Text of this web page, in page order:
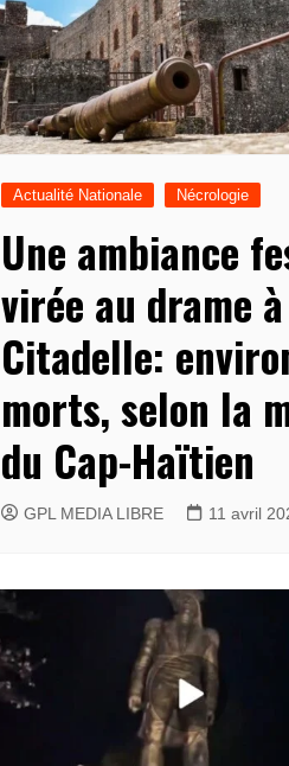
Actualité Nationale Nécrologie
Une ambiance
virée au drame
Citadelle:
morts, selon la
du Cap-Haïtien
GPL MEDIA LIBRE 11 avril